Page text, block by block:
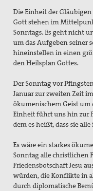
Die Einheit der
Gott stehen im
Sonntags. Es geht nicht
um das Aufgeben seiner
hineinstellen in einen
den Heilsplan Gottes.
Der Sonntag vor
Januar zur zweiten Zeit
ökumenischem Geist um
Einheit führt uns hin zur
dem es heißt, dass sie
Es wäre ein starkes
Sonntag alle christlichen
Friedensbotschaft Jesu
würden, die Konflikte in
durch diplomatische